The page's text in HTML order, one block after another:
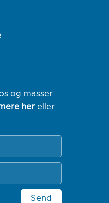
og masser
hereller
Send